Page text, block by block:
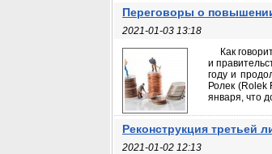
Переговоры о
2021-01-03 13:18
Как
и
году и
Ролек (Rolek
января, что
Реконструкция третьей
2021-01-02 12:13